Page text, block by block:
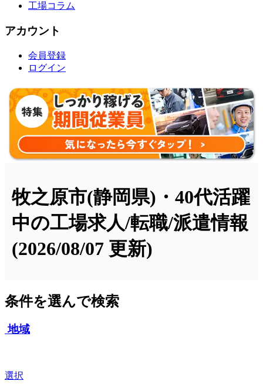
工場コラム
アカウント
会員登録
ログイン
牧之原市(静岡県)・40代活躍
中の工場求人/転職/派遣情報
(2026/08/07 更新)
条件を選んで検索
地域
選択